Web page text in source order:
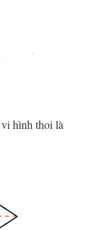
hình thoi là